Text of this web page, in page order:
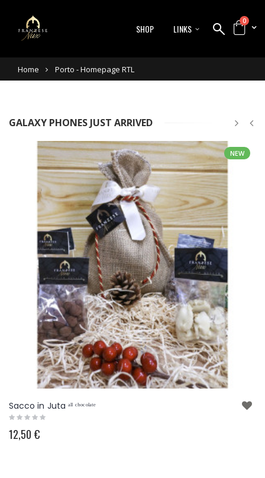
SHOP LINKS
0
Home Porto - Homepage RTL
GALAXY PHONES JUST ARRIVED
NEW
in Juta ᵃˡˡ ᶜʰᵒᶜᵒˡᵃᵗᵉ
€